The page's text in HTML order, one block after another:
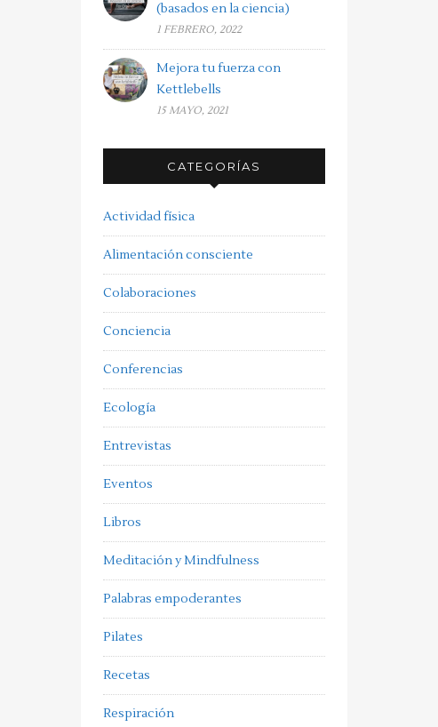
(basados en la ciencia)
1 FEBRERO, 2022
Mejora tu fuerza con
Kettlebells
15 MAYO, 2021
CATEGORÍAS
Actividad física
Alimentación consciente
Colaboraciones
Conciencia
Conferencias
Ecología
Entrevistas
Eventos
Libros
Meditación y Mindfulness
Palabras empoderantes
Pilates
Recetas
Respiración